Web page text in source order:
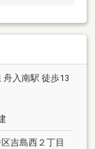
舟入南駅 徒歩13
吉島西２丁目